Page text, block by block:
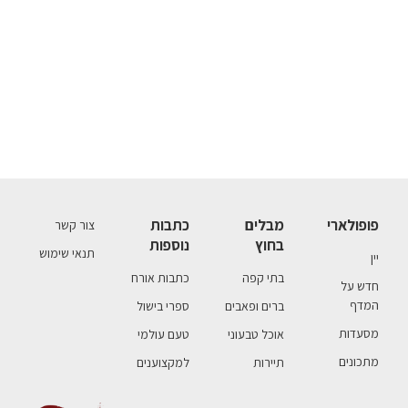
פופולארי
יין
חדש על
המדף
מסעדות
מתכונים
מבלים
בחוץ
בתי קפה
ברים ופאבים
אוכל טבעוני
תיירות
כתבות
נוספות
כתבות אורח
ספרי בישול
טעם עולמי
למקצוענים
צור קשר
תנאי שימוש